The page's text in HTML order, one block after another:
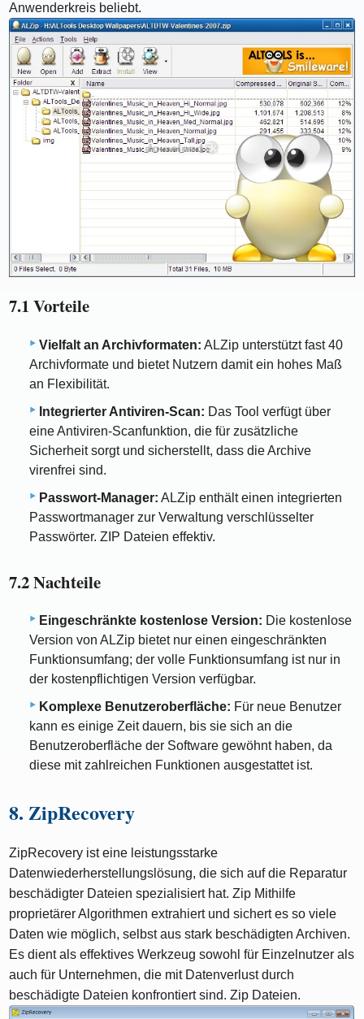
Anwenderkreis beliebt.
7.1 Vorteile
Vielfalt an Archivformaten: ALZip unterstützt fast 40
Archivformate und bietet Nutzern damit ein hohes Maß
an Flexibilität.
Integrierter Antiviren-Scan: Das Tool verfügt über
eine Antiviren-Scanfunktion, die für zusätzliche
Sicherheit sorgt und sicherstellt, dass die Archive
virenfrei sind.
Passwort-Manager: ALZip enthält einen integrierten
Passwortmanager zur Verwaltung verschlüsselter
Passwörter. ZIP Dateien effektiv.
7.2 Nachteile
Eingeschränkte kostenlose Version: Die kostenlose
Version von ALZip bietet nur einen eingeschränkten
Funktionsumfang; der volle Funktionsumfang ist nur in
der kostenpflichtigen Version verfügbar.
Komplexe Benutzeroberfläche: Für neue Benutzer
kann es einige Zeit dauern, bis sie sich an die
Benutzeroberfläche der Software gewöhnt haben, da
diese mit zahlreichen Funktionen ausgestattet ist.
8. ZipRecovery
ZipRecovery ist eine leistungsstarke
Datenwiederherstellungslösung, die sich auf die Reparatur
beschädigter Dateien spezialisiert hat. Zip Mithilfe
proprietärer Algorithmen extrahiert und sichert es so viele
Daten wie möglich, selbst aus stark beschädigten Archiven.
Es dient als effektives Werkzeug sowohl für Einzelnutzer als
auch für Unternehmen, die mit Datenverlust durch
beschädigte Dateien konfrontiert sind. Zip Dateien.